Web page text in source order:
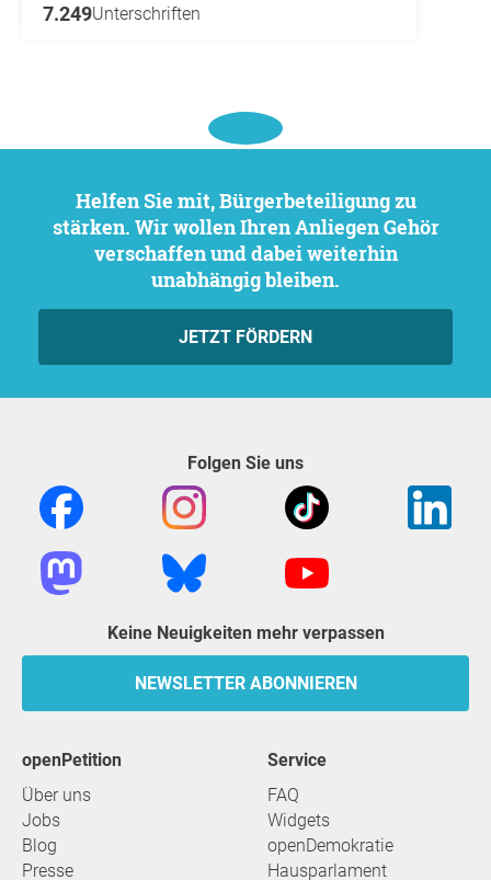
7.249Unterschriften
Helfen Sie mit, Bürgerbeteiligung zu
stärken. Wir wollen Ihren Anliegen Gehör
verschaffen und dabei weiterhin
unabhängig bleiben.
JETZT FÖRDERN
Folgen Sie uns
Keine Neuigkeiten mehr verpassen
NEWSLETTER ABONNIEREN
openPetition
Über uns
Jobs
Blog
Presse
Service
FAQ
Widgets
openDemokratie
Hausparlament